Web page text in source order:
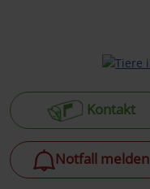
Kontakt
Notfall melden